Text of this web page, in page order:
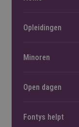
Opleidingen
Minoren
Open dagen
Fontys helpt